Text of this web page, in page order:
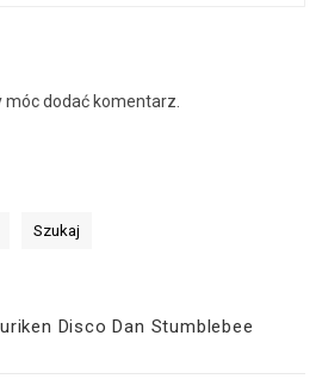
móc dodać komentarz.
Szukaj
Disco Dan Stumblebee